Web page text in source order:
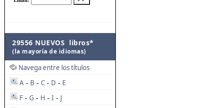
29556 NUEVOS libros*
(la mayoría de idiomas)
Navega entre los títulos
A - B - C - D - E
F - G - H - I - J